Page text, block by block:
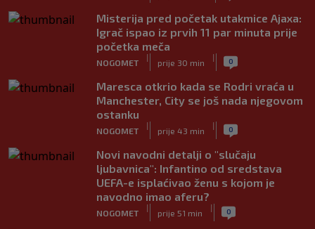
Misterija pred početak utakmice Ajaxa:
Igrač ispao iz prvih 11 par minuta prije
početka meča
NOGOMET
|
prije 30 min
| 0
Maresca otkrio kada se Rodri vraća u
Manchester, City se još nada njegovom
ostanku
NOGOMET
|
prije 43 min
| 0
Novi navodni detalji o "slučaju
ljubavnica": Infantino od sredstava
UEFA-e isplaćivao ženu s kojom je
navodno imao aferu?
NOGOMET
|
prije 51 min
| 0